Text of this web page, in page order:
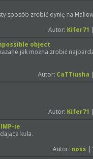
sposób zrobić dynię na
Autor: Kifer71
object
jak można zrobić
Autor: CaTTiusha
Autor: Kifer71
ie
kula.
Autor: noss |